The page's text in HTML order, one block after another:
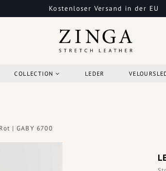
Kostenloser Versand in der EU
COLLECTION LEDER
| GABY 6700